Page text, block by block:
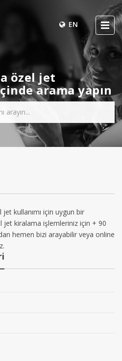
EN
özel jet
arama yapın
kullanımı için uygun bir
jet kiralama işlemleriniz için + 90
hemen bizi arayabilir veya online